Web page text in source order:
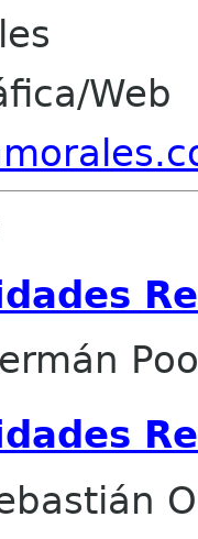
Web